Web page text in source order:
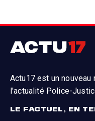
Actu17 est un nouveau
l'actualité Police-
LE FACTUEL, EN